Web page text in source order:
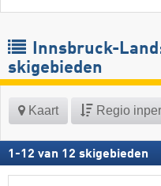
Innsbruck-
skigebieden
Kaart Regio
1 -12 van 12 skigebieden